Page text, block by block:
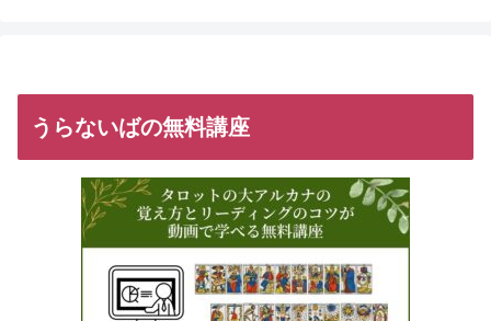
うらないばの無料講座